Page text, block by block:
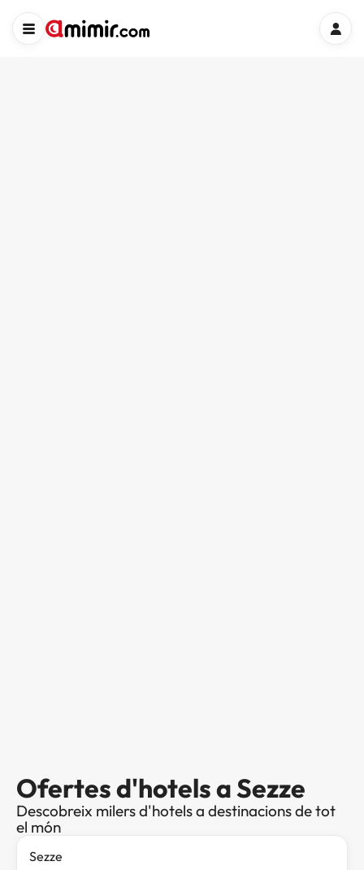
Ofertes d'hotels a Sezze
Descobreix milers d'hotels a destinacions de tot
el món